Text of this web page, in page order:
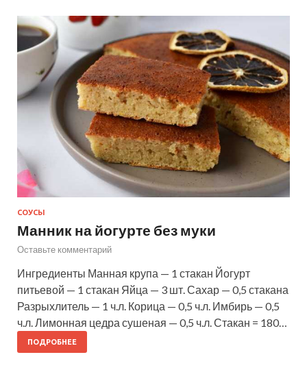
СОУСЫ
Манник на йогурте без муки
Оставьте комментарий
Ингредиенты Манная крупа — 1 стакан Йогурт
питьевой — 1 стакан Яйца — 3 шт. Сахар — 0,5 стакана
Разрыхлитель — 1 ч.л. Корица — 0,5 ч.л. Имбирь — 0,5
ч.л. Лимонная цедра сушеная — 0,5 ч.л. Стакан = 180…
ПОДРОБНЕЕ